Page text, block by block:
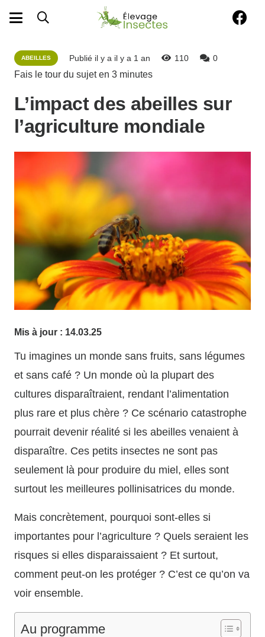
ABEILLES Publié il y a il y a 1 an 110 0
Fais le tour du sujet en 3 minutes
L’impact des abeilles sur
l’agriculture mondiale
Mis à jour : 14.03.25
Tu imagines un monde sans fruits, sans légumes
et sans café ? Un monde où la plupart des
cultures disparaîtraient, rendant l’alimentation
plus rare et plus chère ? Ce scénario catastrophe
pourrait devenir réalité si les abeilles venaient à
disparaître. Ces petits insectes ne sont pas
seulement là pour produire du miel, elles sont
surtout les meilleures pollinisatrices du monde.
Mais concrètement, pourquoi sont-elles si
importantes pour l’agriculture ? Quels seraient les
risques si elles disparaissaient ? Et surtout,
comment peut-on les protéger ? C’est ce qu’on va
voir ensemble.
Au programme